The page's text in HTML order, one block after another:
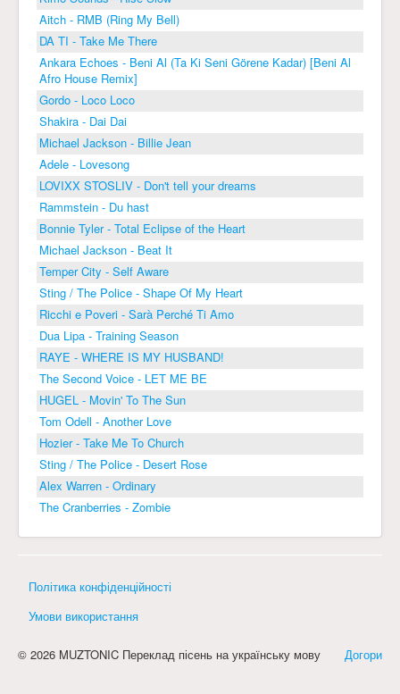
Aitch - RMB (Ring My Bell)
DA TI - Take Me There
Ankara Echoes - Beni Al (Ta Ki Seni Görene Kadar) [Beni Al
Afro House Remix]
Gordo - Loco Loco
Shakira - Dai Dai
Michael Jackson - Billie Jean
Adele - Lovesong
LOVIXX STOSLIV - Don't tell your dreams
Rammstein - Du hast
Bonnie Tyler - Total Eclipse of the Heart
Michael Jackson - Beat It
Temper City - Self Aware
Sting / The Police - Shape Of My Heart
Ricchi e Poveri - Sarà Perché Ti Amo
Dua Lipa - Training Season
RAYE - WHERE IS MY HUSBAND!
The Second Voice - LET ME BE
HUGEL - Movin' To The Sun
Tom Odell - Another Love
Hozier - Take Me To Church
Sting / The Police - Desert Rose
Alex Warren - Ordinary
The Cranberries - Zombie
Політика конфіденційності
Умови використання
Догори
© 2026 MUZTONIC Переклад пісень на українську мову